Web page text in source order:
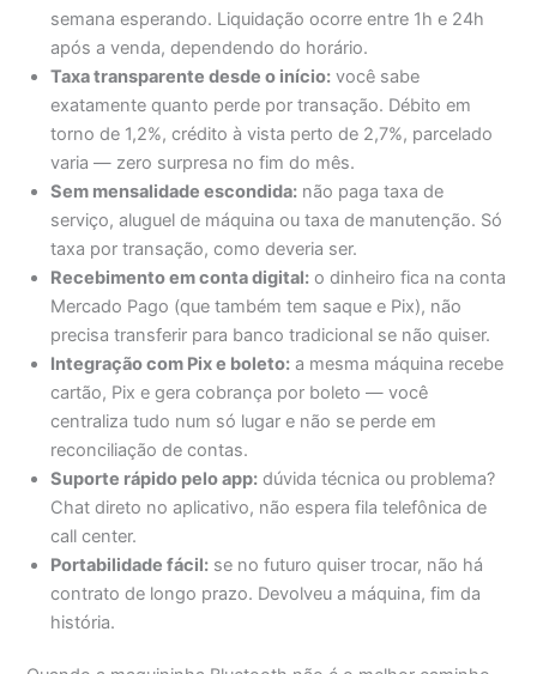
semana esperando. Liquidação ocorre entre 1h e 24h
após a venda, dependendo do horário.
Taxa transparente desde o início: você sabe
exatamente quanto perde por transação. Débito em
torno de 1,2%, crédito à vista perto de 2,7%, parcelado
varia — zero surpresa no fim do mês.
Sem mensalidade escondida: não paga taxa de
serviço, aluguel de máquina ou taxa de manutenção. Só
taxa por transação, como deveria ser.
Recebimento em conta digital: o dinheiro fica na conta
Mercado Pago (que também tem saque e Pix), não
precisa transferir para banco tradicional se não quiser.
Integração com Pix e boleto: a mesma máquina recebe
cartão, Pix e gera cobrança por boleto — você
centraliza tudo num só lugar e não se perde em
reconciliação de contas.
Suporte rápido pelo app: dúvida técnica ou problema?
Chat direto no aplicativo, não espera fila telefônica de
call center.
Portabilidade fácil: se no futuro quiser trocar, não há
contrato de longo prazo. Devolveu a máquina, fim da
história.